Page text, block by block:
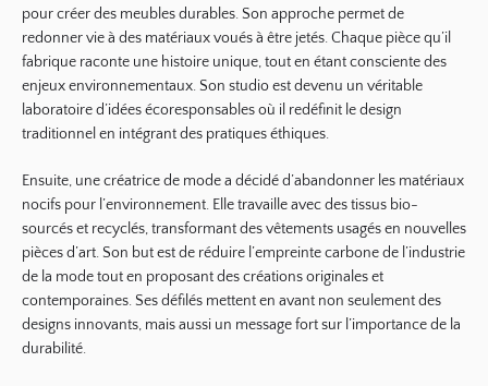
pour créer des meubles durables. Son approche permet de
redonner vie à des matériaux voués à être jetés. Chaque pièce qu’il
fabrique raconte une histoire unique, tout en étant consciente des
enjeux environnementaux. Son studio est devenu un véritable
laboratoire d’idées écoresponsables où il redéfinit le design
traditionnel en intégrant des pratiques éthiques.
Ensuite, une créatrice de mode a décidé d’abandonner les matériaux
nocifs pour l’environnement. Elle travaille avec des tissus bio-
sourcés et recyclés, transformant des vêtements usagés en nouvelles
pièces d’art. Son but est de réduire l’empreinte carbone de l’industrie
de la mode tout en proposant des créations originales et
contemporaines. Ses défilés mettent en avant non seulement des
designs innovants, mais aussi un message fort sur l’importance de la
durabilité.